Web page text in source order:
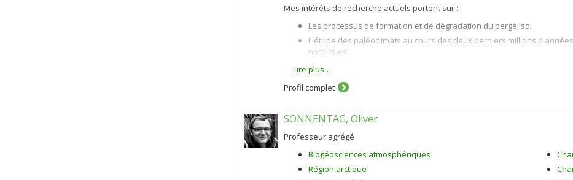
Mes intérêts de recherche actuels portent sur :
Les processus de formation et de dégradation du pergélisol
L'étude des paléoclimats au cours des deux derniers millions
nordiques
Les propriétés géotechniques du pergélisol aux fins de
la dynamique des processus géomorphologiques
Le développement de stratégies d'adaptation et de techniques de
La dynamique géomorphologique des environnements glaciaires et
Lire plus…
Profil complet
SONNENTAG, Oliver
Professeur agrégé
Biogéosciences atmosphériques
Région arctique